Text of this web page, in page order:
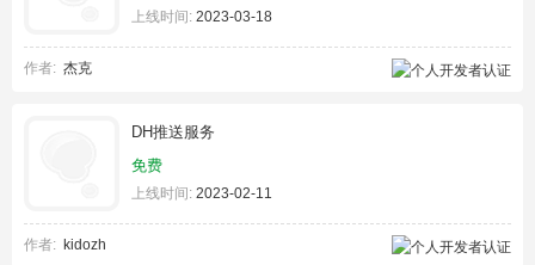
上线时间: 2023-03-18
作者: 杰克
DH推送服务
免费
上线时间: 2023-02-11
作者: kidozh